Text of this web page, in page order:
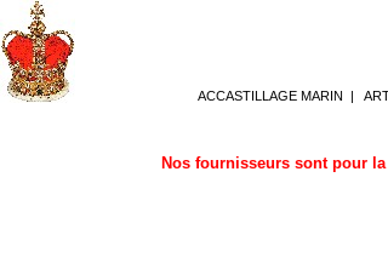
ACCASTILLAGE MARIN |
Nos fournisseurs sont pour